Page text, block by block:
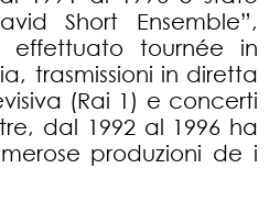
Short Ensemble”,
tournée in
trasmissioni in diretta
(Rai 1) e concerti
dal 1992 al 1996 ha
produzioni de i